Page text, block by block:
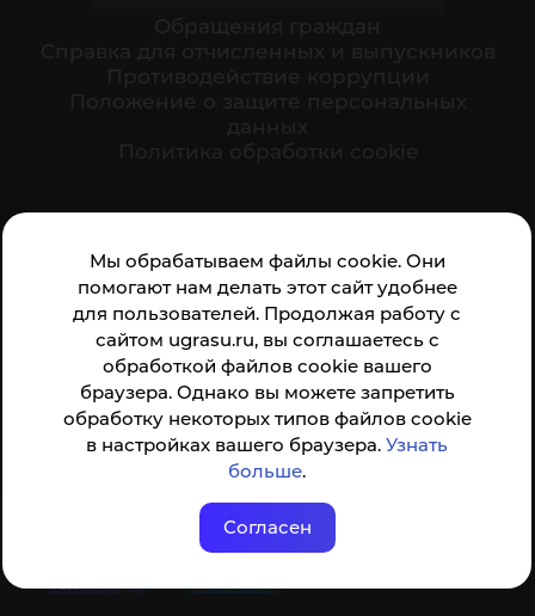
Мы обрабатываем файлы cookie. Они
помогают нам делать этот сайт удобнее
для пользователей. Продолжая работу с
сайтом ugrasu.ru, вы соглашаетесь с
обработкой файлов cookie вашего
браузера. Однако вы можете запретить
обработку некоторых типов файлов cookie
в настройках вашего браузера.Узнать
больше.
Согласен
организации:
Анкета доступна по QR-коду, а так же по прямой
ссылке
© ФГБОУ ВО ЮГУ 2001–2026